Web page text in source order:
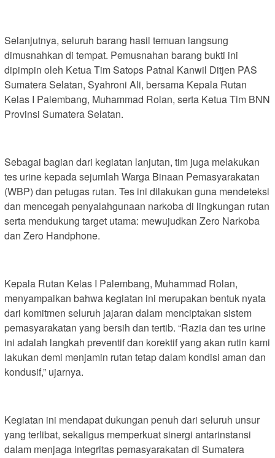
Selanjutnya, seluruh barang hasil temuan langsung
dimusnahkan di tempat. Pemusnahan barang bukti ini
dipimpin oleh Ketua Tim Satops Patnal Kanwil Ditjen PAS
Sumatera Selatan, Syahroni Ali, bersama Kepala Rutan
Kelas I Palembang, Muhammad Rolan, serta Ketua Tim BNN
Provinsi Sumatera Selatan.
Sebagai bagian dari kegiatan lanjutan, tim juga melakukan
tes urine kepada sejumlah Warga Binaan Pemasyarakatan
(WBP) dan petugas rutan. Tes ini dilakukan guna mendeteksi
dan mencegah penyalahgunaan narkoba di lingkungan rutan
serta mendukung target utama: mewujudkan Zero Narkoba
dan Zero Handphone.
Kepala Rutan Kelas I Palembang, Muhammad Rolan,
menyampaikan bahwa kegiatan ini merupakan bentuk nyata
dari komitmen seluruh jajaran dalam menciptakan sistem
pemasyarakatan yang bersih dan tertib. “Razia dan tes urine
ini adalah langkah preventif dan korektif yang akan rutin kami
lakukan demi menjamin rutan tetap dalam kondisi aman dan
kondusif,” ujarnya.
Kegiatan ini mendapat dukungan penuh dari seluruh unsur
yang terlibat, sekaligus memperkuat sinergi antarinstansi
dalam menjaga integritas pemasyarakatan di Sumatera